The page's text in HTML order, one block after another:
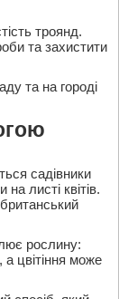
троянд.
та захистити
та на городі
садівники
листі квітів.
рослину:
цвітіння може